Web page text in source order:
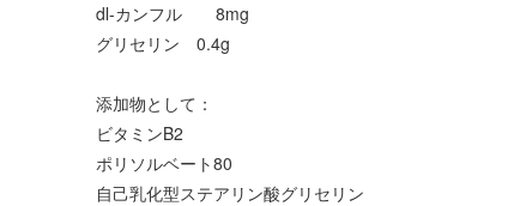
dl-カンフル 8mg
グリセリン 0.4g
添加物として：
ビタミンB2
ポリソルベート80
自己乳化型ステアリン酸グリセリン